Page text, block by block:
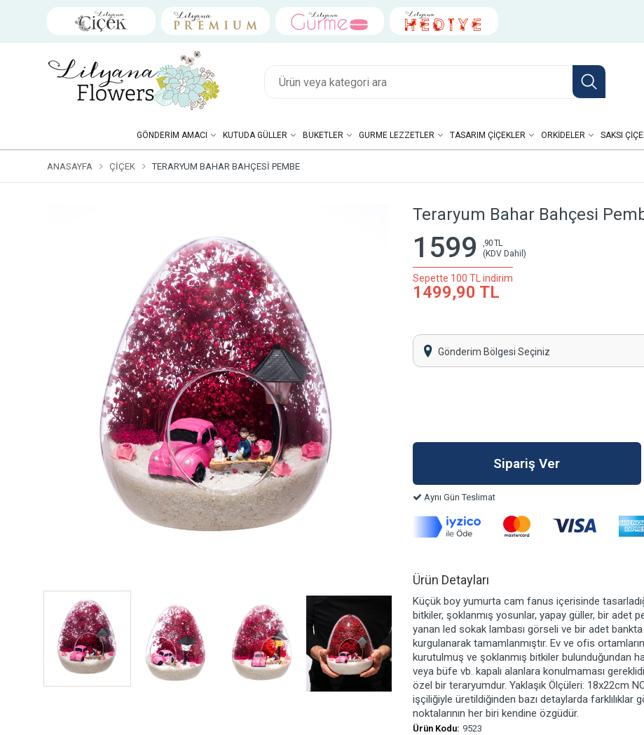
GÖNDERIM AMACI KUTUDA GÜLLER BUKETLER GURME LEZZETLER TASARIM ÇIÇEKLER ORKIDELER SAKSI
ANASAYFA ÇIÇEK TERARYUM BAHAR BAHÇESI PEMBE
Teraryum Bahar Bahçesi
1599
,90 TL
(KDV Dahil)
Sepette 100 TL indirim
1499,90 TL
Gönderim Bölgesi Seçiniz
Aynı Gün Teslimat
Ürün Detayları
Küçük boy yumurta cam fanus içerisinde
bitkiler, şoklanmış yosunlar, yapay güller, bir adet
yanan led sokak lambası görseli ve bir adet
kurgulanarak tamamlanmıştır. Ev ve ofis
kurutulmuş ve şoklanmış bitkiler bulunduğundan
veya büfe vb. kapalı alanlara konulmaması
özel bir teraryumdur. Yaklaşık Ölçüleri: 18x22cm
işçiliğiyle üretildiğinden bazı detaylarda farklılıklar
noktalarının her biri kendine özgüdür.
Ürün Kodu: 9523